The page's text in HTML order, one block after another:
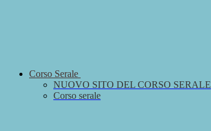
Corso Serale
NUOVO SITO DEL CORSO SERALE
Corso serale